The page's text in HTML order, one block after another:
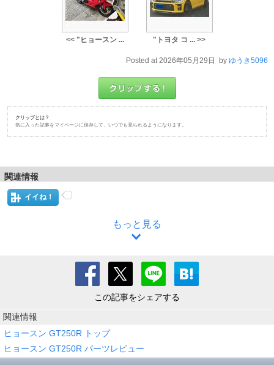
<< "ヒョースン ... "トヨタ コ ... >>
Posted at 2026年05月29日 by ゆうき5096
クリップとは？
気に入った記事をマイページに保存して、いつでも見られるようになります。
関連情報
イイね！
もっと見る
この記事をシェアする
関連情報
ヒョースン GT250R トップ
ヒョースン GT250R パーツレビュー